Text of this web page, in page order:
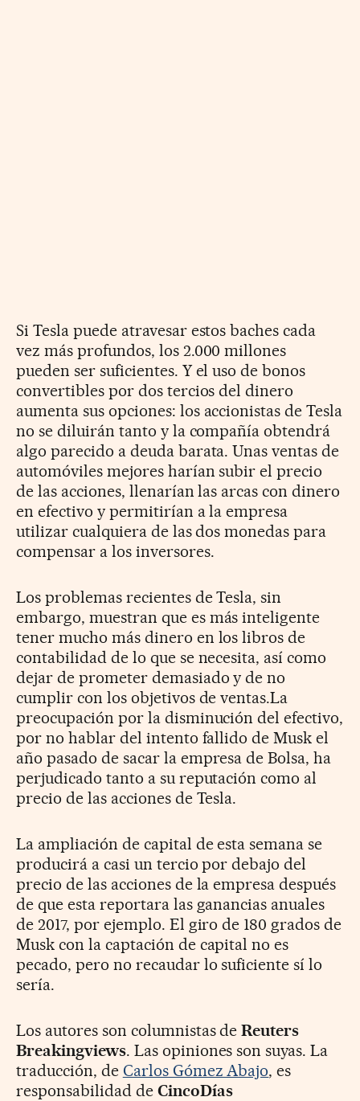
Si Tesla puede atravesar estos baches cada
vez más profundos, los 2.000 millones
pueden ser suficientes. Y el uso de bonos
convertibles por dos tercios del dinero
aumenta sus opciones: los accionistas de Tesla
no se diluirán tanto y la compañía obtendrá
algo parecido a deuda barata. Unas ventas de
automóviles mejores harían subir el precio
de las acciones, llenarían las arcas con dinero
en efectivo y permitirían a la empresa
utilizar cualquiera de las dos monedas para
compensar a los inversores.
Los problemas recientes de Tesla, sin
embargo, muestran que es más inteligente
tener mucho más dinero en los libros de
contabilidad de lo que se necesita, así como
dejar de prometer demasiado y de no
cumplir con los objetivos de ventas.La
preocupación por la disminución del efectivo,
por no hablar del intento fallido de Musk el
año pasado de sacar la empresa de Bolsa, ha
perjudicado tanto a su reputación como al
precio de las acciones de Tesla.
La ampliación de capital de esta semana se
producirá a casi un tercio por debajo del
precio de las acciones de la empresa después
de que esta reportara las ganancias anuales
de 2017, por ejemplo. El giro de 180 grados de
Musk con la captación de capital no es
pecado, pero no recaudar lo suficiente sí lo
sería.
Los autores son columnistas de Reuters
Breakingviews. Las opiniones son suyas. La
traducción, de Carlos Gómez Abajo, es
responsabilidad deCincoDías